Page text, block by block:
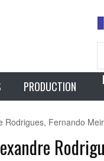
PRODUCTION
Rodrigues, Fernando